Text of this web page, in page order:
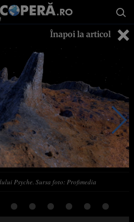
Înapoi la articol
Psyche. Sursa foto: Profimedia